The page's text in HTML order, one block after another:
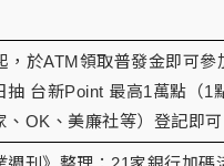
，於ATM領取普發金即可參
抽 台新Point 最高1萬點（1
、OK、美廉社等）登記即